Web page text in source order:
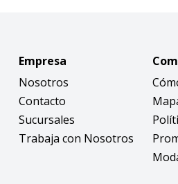
Empresa
Nosotros
Contacto
Sucursales
Trabaja con Nosotros